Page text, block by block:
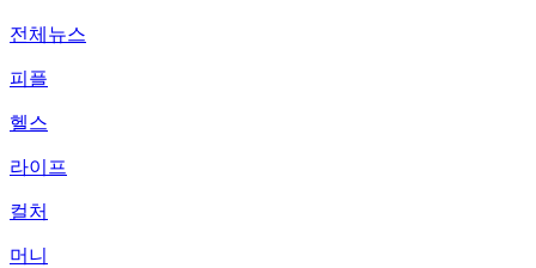
전체뉴스
피플
헬스
라이프
컬처
머니